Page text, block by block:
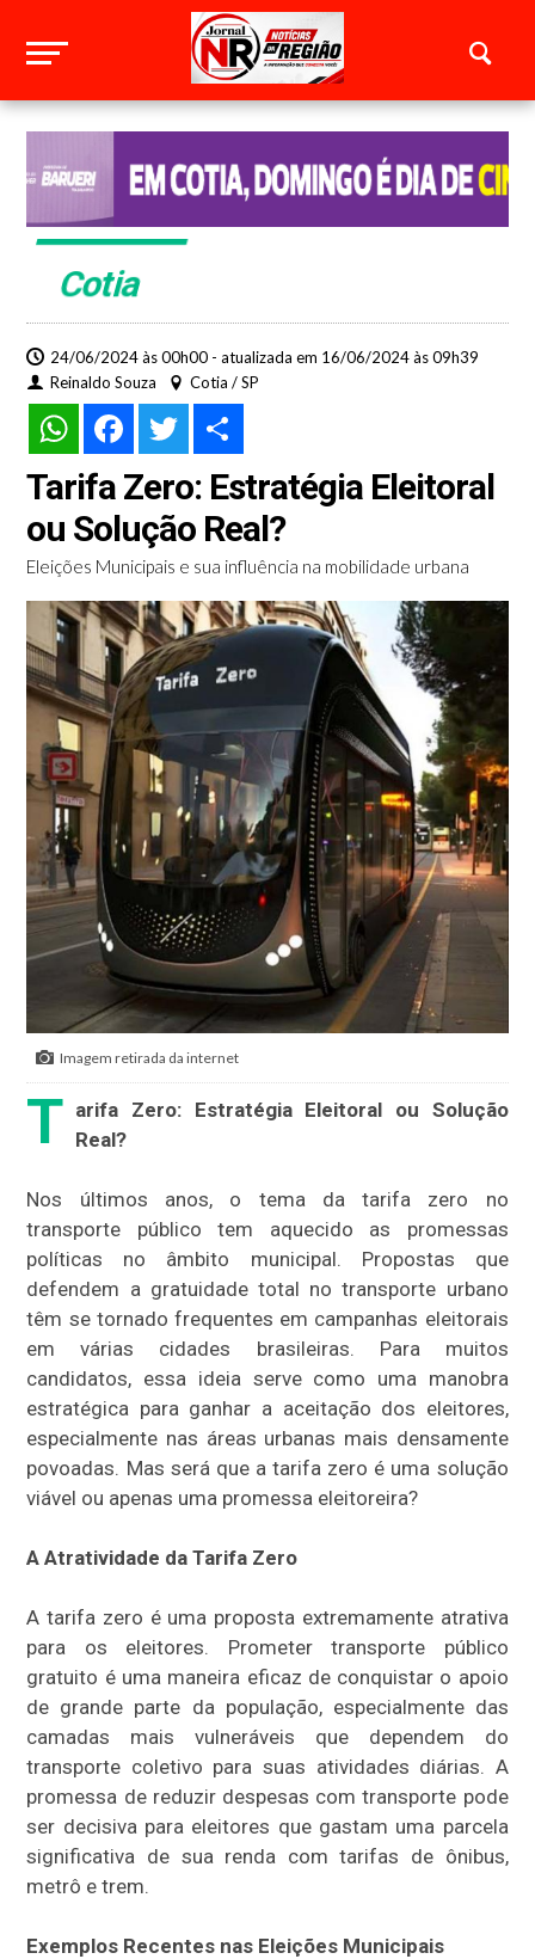
Cotia
24/06/2024 às 00h00 - atualizada em 16/06/2024 às 09h39
Reinaldo Souza
Cotia / SP
WhatsAppFacebookTwitter
Tarifa Zero: Estratégia Eleitoral
ou Solução Real?
Eleições Municipais e sua influência na mobilidade urbana
Imagem retirada da internet
T arifa Zero: Estratégia Eleitoral ou Solução
Real?
Nos últimos anos, o tema da tarifa zero no
transporte público tem aquecido as promessas
políticas no âmbito municipal. Propostas que
defendem a gratuidade total no transporte urbano
têm se tornado frequentes em campanhas eleitorais
em várias cidades brasileiras. Para muitos
candidatos, essa ideia serve como uma manobra
estratégica para ganhar a aceitação dos eleitores,
especialmente nas áreas urbanas mais densamente
povoadas. Mas será que a tarifa zero é uma solução
viável ou apenas uma promessa eleitoreira?
AAtratividade da Tarifa Zero
A tarifa zero é uma proposta extremamente atrativa
para os eleitores. Prometer transporte público
gratuito é uma maneira eficaz de conquistar o apoio
de grande parte da população, especialmente das
camadas mais vulneráveis que dependem do
transporte coletivo para suas atividades diárias. A
promessa de reduzir despesas com transporte pode
ser decisiva para eleitores que gastam uma parcela
significativa de sua renda com tarifas de ônibus,
metrô e trem.
Exemplos Recentes nas Eleições Municipais